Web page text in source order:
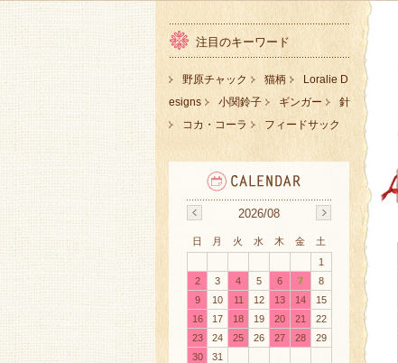
注目のキーワード
野原チャック 猫柄
Loralie D
esigns
小関鈴子 ギンガー
針
コカ・コーラ
フィードサック
2026/08
日 月 火 水 木 金
土
1
2
3 4 5 6 7
8
9
10 11 12 13 14
15
16
17 18 19 20 21
22
23
24 25 26 27 28
29
30
31